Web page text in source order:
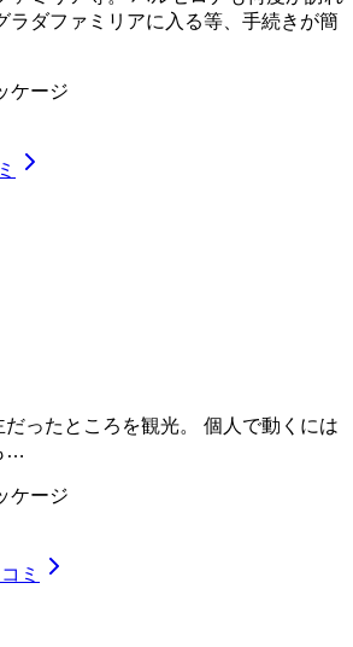
ラダファミリアに入る等、手続きが簡
ケージ
ったところを観光。 個人で動くには
…
ケージ
ミ